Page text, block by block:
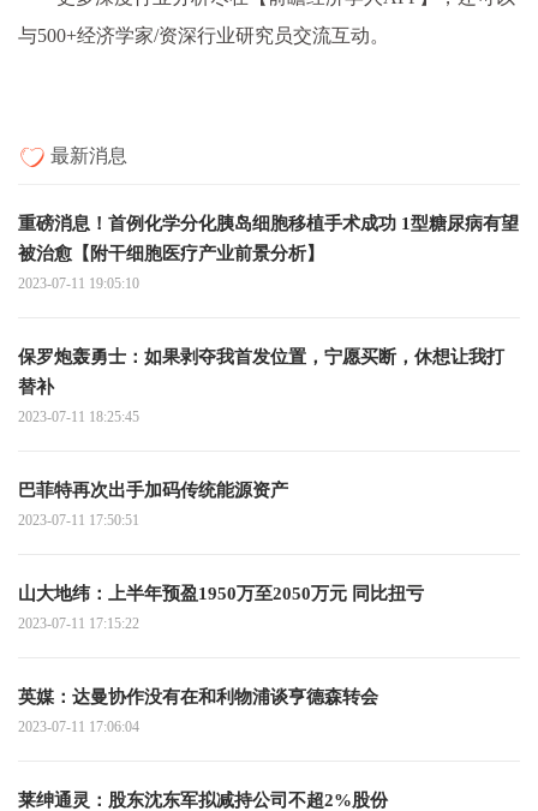
与500+经济学家/资深行业研究员交流互动。
最新消息
重磅消息！首例化学分化胰岛细胞移植手术成功 1型糖尿病有望
被治愈【附干细胞医疗产业前景分析】
2023-07-11 19:05:10
保罗炮轰勇士：如果剥夺我首发位置，宁愿买断，休想让我打
替补
2023-07-11 18:25:45
巴菲特再次出手加码传统能源资产
2023-07-11 17:50:51
山大地纬：上半年预盈1950万至2050万元 同比扭亏
2023-07-11 17:15:22
英媒：达曼协作没有在和利物浦谈亨德森转会
2023-07-11 17:06:04
莱绅通灵：股东沈东军拟减持公司不超2%股份